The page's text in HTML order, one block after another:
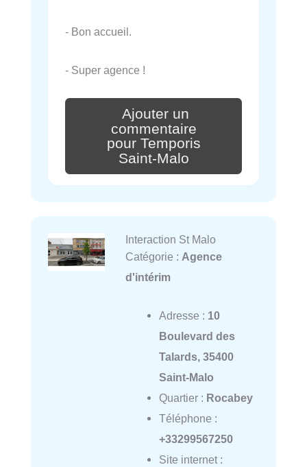
- Bon accueil.
- Super agence !
Ajouter un
commentaire
pour Temporis
Saint-Malo
Interaction St Malo
Catégorie : Agence
d'intérim
Adresse : 10
Boulevard des
Talards, 35400
Saint-Malo
Quartier : Rocabey
Téléphone :
+33299567250
Site internet :